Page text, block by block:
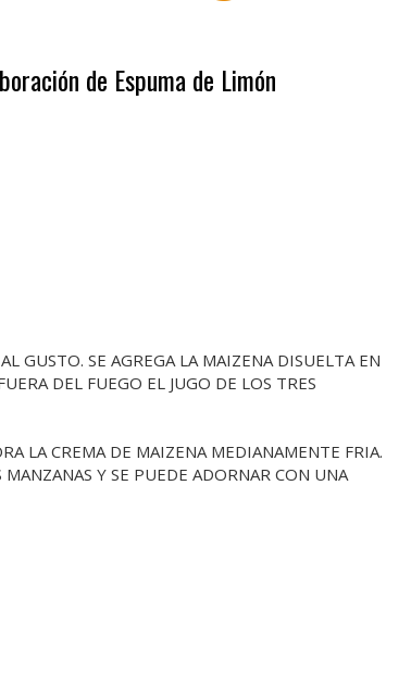
de Espuma de Limón
GUSTO. SE AGREGA LA MAIZENA DISUELTA EN
DEL FUEGO EL JUGO DE LOS TRES
LA CREMA DE MAIZENA MEDIANAMENTE FRIA.
Y SE PUEDE ADORNAR CON UNA